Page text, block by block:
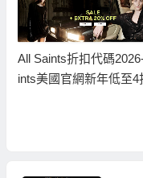
All Saints折扣代碼
ints美國官網新年低至4